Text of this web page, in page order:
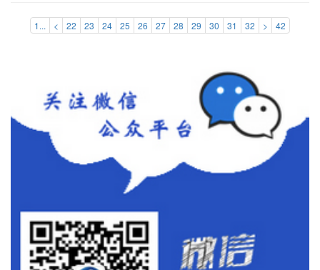
1... < 22 23 24 25 26 27 28 29 30 31 32 > 42